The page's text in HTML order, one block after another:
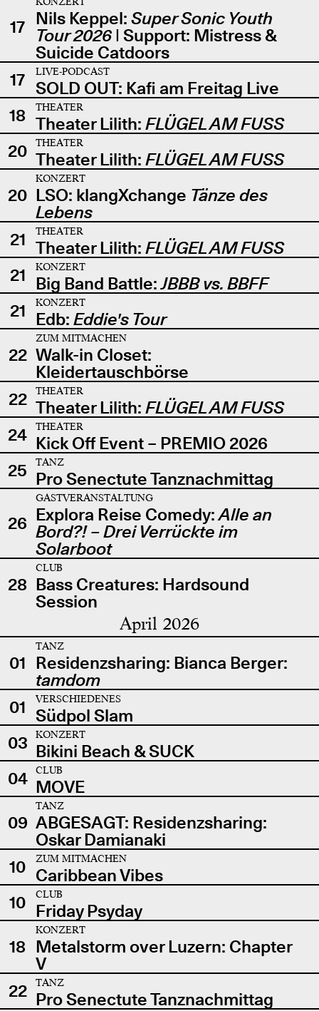
17 Nils Keppel: Super Sonic Youth
Tour 2026| Support: Mistress &
Suicide Catdoors
17
LIVE-PODCAST
SOLD OUT: Kafi am Freitag Live
18
THEATER
Theater Lilith: FLÜGEL AM FUSS
20
THEATER
Theater Lilith: FLÜGEL AM FUSS
20
KONZERT
LSO: klangXchange Tänze des
Lebens
21
THEATER
Theater Lilith: FLÜGEL AM FUSS
21
KONZERT
Big Band Battle:JBBB vs. BBFF
21
KONZERT
Edb: Eddie's Tour
22
ZUM MITMACHEN
Walk-in Closet:
Kleidertauschbörse
22
THEATER
Theater Lilith: FLÜGEL AM FUSS
24
THEATER
Kick Off Event – PREMIO 2026
25
TANZ
Pro Senectute Tanznachmittag
26
GASTVERANSTALTUNG
Explora Reise Comedy:Alle an
Bord?! – Drei Verrückte im
Solarboot
28
CLUB
Bass Creatures: Hardsound
Session
April 2026
01
TANZ
Residenzsharing: Bianca Berger:
tamdom
01
VERSCHIEDENES
Südpol Slam
03
KONZERT
Bikini Beach & SUCK
04
CLUB
MOVE
09
TANZ
ABGESAGT: Residenzsharing:
Oskar Damianaki
10
ZUM MITMACHEN
Caribbean Vibes
10
CLUB
Friday Psyday
18
KONZERT
Metalstorm over Luzern: Chapter
V
22
TANZ
Pro Senectute Tanznachmittag